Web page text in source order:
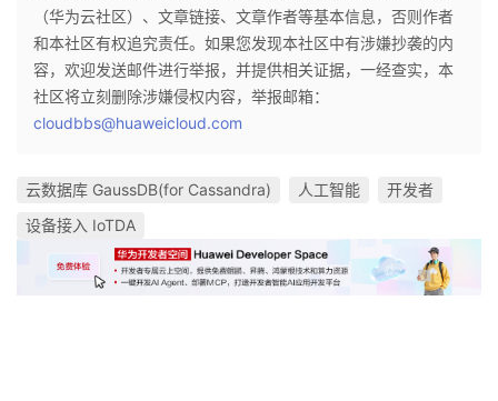
（华为云社区）、文章链接、文章作者等基本信息，否则作者
和本社区有权追究责任。如果您发现本社区中有涉嫌抄袭的内
容，欢迎发送邮件进行举报，并提供相关证据，一经查实，本
社区将立刻删除涉嫌侵权内容，举报邮箱：
cloudbbs@huaweicloud.com
云数据库 GaussDB(for Cassandra) 人工智能
开发者
设备接入 IoTDA